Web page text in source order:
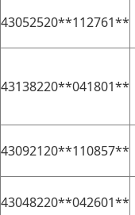
43052520**112761**
43138220**041801**
43092120**110857**
43048220**042601**